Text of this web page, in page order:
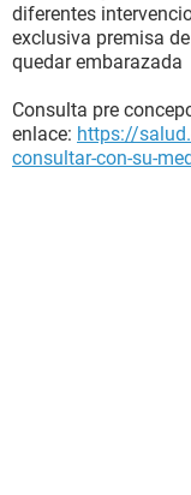
diferentes
exclusiva premisa
quedar embarazada
Consulta pre
enlace: https://
consultar-con-su-